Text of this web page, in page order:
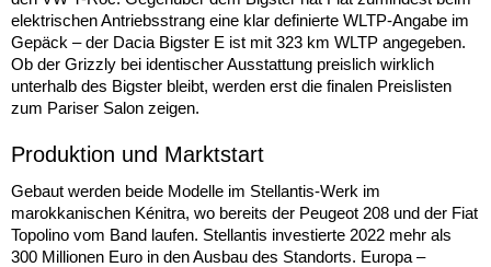
elektrischen Antriebsstrang eine klar definierte WLTP-Angabe im
Gepäck – der Dacia Bigster E ist mit 323 km WLTP angegeben.
Ob der Grizzly bei identischer Ausstattung preislich wirklich
unterhalb des Bigster bleibt, werden erst die finalen Preislisten
zum Pariser Salon zeigen.
Produktion und Marktstart
Gebaut werden beide Modelle im Stellantis-Werk im
marokkanischen Kénitra, wo bereits der Peugeot 208 und der Fiat
Topolino vom Band laufen. Stellantis investierte 2022 mehr als
300 Millionen Euro in den Ausbau des Standorts. Europa –